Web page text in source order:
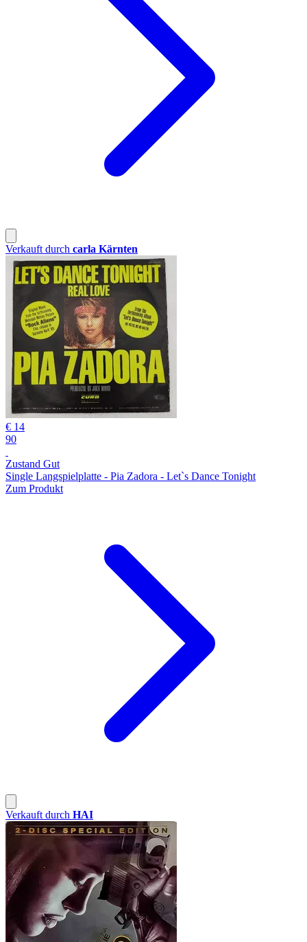
Verkauft durch carla Kärnten
€ 14
90
Zustand Gut
Single Langspielplatte - Pia Zadora - Let`s Dance Tonight
Zum Produkt
Verkauft durch HAI